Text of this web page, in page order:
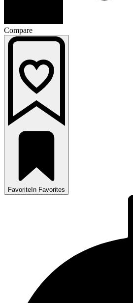
Compare
Favorite In Favorites